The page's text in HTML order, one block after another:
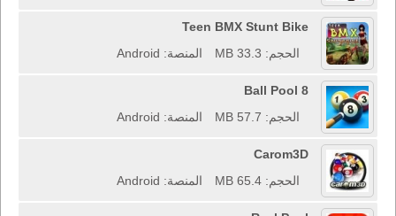
Teen BMX Stunt Bike
الحجم: 33.3 MB
المنصة: Android
8 Ball Pool
الحجم: 57.7 MB
المنصة: Android
Carom3D
الحجم: 65.4 MB
المنصة: Android